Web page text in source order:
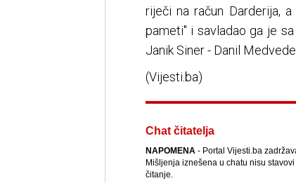
riječi na račun Darderija,
pameti" i savladao ga je
Janik Siner - Danil
(Vijesti.ba)
Chat čitatelja
NAPOMENA- Portal Vijesti.ba
Mišljenja iznešena u chatu nisu
čitanje.